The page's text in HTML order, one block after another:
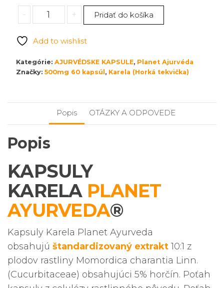
-
množstvo
Karela
500mg
60
+ Pridať do košíka
Add to wishlist
Kategórie: AJURVÉDSKE KAPSULE, Planet Ajurvéda
Značky: 500mg 60 kapsúl , Karela (Horká tekvička)
Popis OTÁZKY A ODPOVEDE
Popis
KAPSULY
KARELA PLANET
AYURVEDA®
Kapsuly Karela Planet Ayurveda
obsahujú štandardizovaný extrakt 10:1 z
plodov rastliny Momordica charantia Linn.
(Cucurbitaceae) obsahujúci 5% horčín. Poťah